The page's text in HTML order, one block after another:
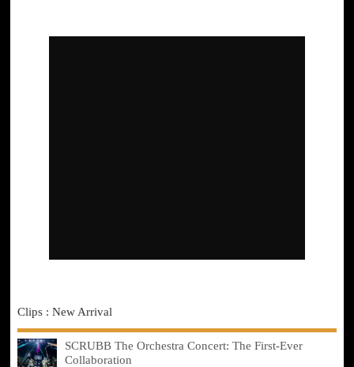
Clips : New Arrival
SCRUBB The Orchestra Concert: The First-Ever
Collaboration